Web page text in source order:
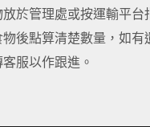
於管理處或按運輸平台
後點算清楚數量，如有
服以作跟進。